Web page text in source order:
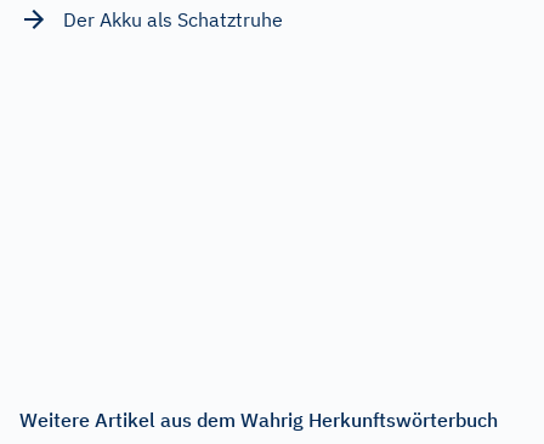
Der Akku als Schatztruhe
Weitere Artikel aus dem Wahrig Herkunftswörterbuch